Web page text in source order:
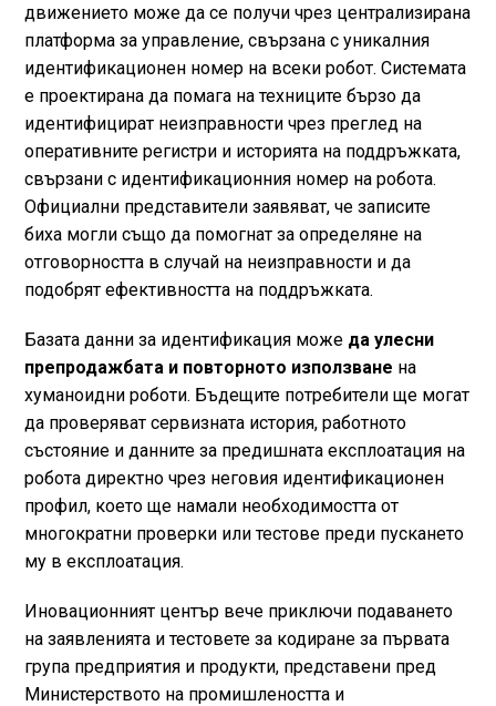
движението може да се получи чрез централизирана
платформа за управление, свързана с уникалния
идентификационен номер на всеки робот. Системата
е проектирана да помага на техниците бързо да
идентифицират неизправности чрез преглед на
оперативните регистри и историята на поддръжката,
свързани с идентификационния номер на робота.
Официални представители заявяват, че записите
биха могли също да помогнат за определяне на
отговорността в случай на неизправности и да
подобрят ефективността на поддръжката.
Базата данни за идентификация може да улесни
препродажбата и повторното използване на
хуманоидни роботи. Бъдещите потребители ще могат
да проверяват сервизната история, работното
състояние и данните за предишната експлоатация на
робота директно чрез неговия идентификационен
профил, което ще намали необходимостта от
многократни проверки или тестове преди пускането
му в експлоатация.
Иновационният център вече приключи подаването
на заявленията и тестовете за кодиране за първата
група предприятия и продукти, представени пред
Министерството на промишлеността и